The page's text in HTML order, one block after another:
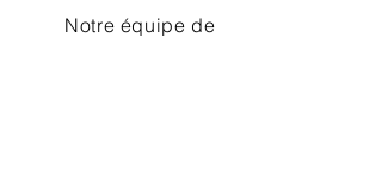
Notre équipe de